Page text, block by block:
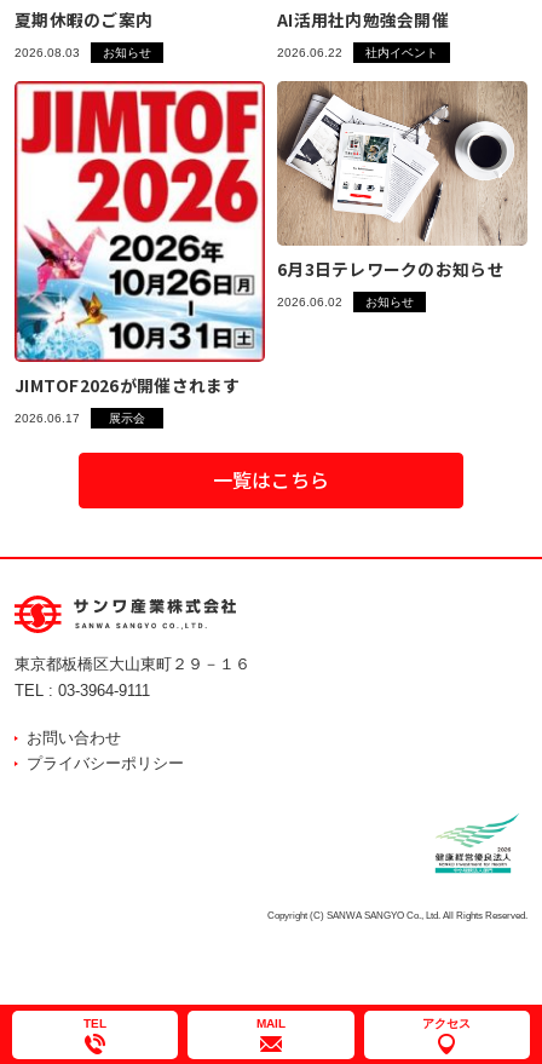
夏期休暇のご案内
2026.08.03 お知らせ
AI活用社内勉強会開催
2026.06.22 社内イベント
JIMTOF2026が開催されます
2026.06.17 展示会
6月3日テレワークのお知らせ
2026.06.02 お知らせ
一覧はこちら
東京都板橋区大山東町２９－１６
TEL : 03-3964-9111
お問い合わせ
プライバシーポリシー
Copyright (C) SANWA SANGYO Co., Ltd. All Rights Reserved.
TEL MAIL アクセス